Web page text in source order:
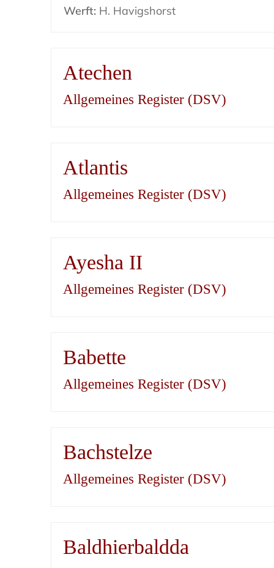
Werft: H. Havigshorst
Atechen
Allgemeines Register (DSV)
Atlantis
Allgemeines Register (DSV)
Ayesha II
Allgemeines Register (DSV)
Babette
Allgemeines Register (DSV)
Bachstelze
Allgemeines Register (DSV)
Baldhierbaldda